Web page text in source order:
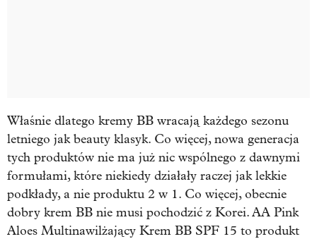
Właśnie dlatego kremy BB wracają każdego sezonu
letniego jak beauty klasyk. Co więcej, nowa generacja
tych produktów nie ma już nic wspólnego z dawnymi
formułami, które niekiedy działały raczej jak lekkie
podkłady, a nie produktu 2 w 1. Co więcej, obecnie
dobry krem BB nie musi pochodzić z Korei. AA Pink
Aloes Multinawilżający Krem BB SPF 15 to produkt